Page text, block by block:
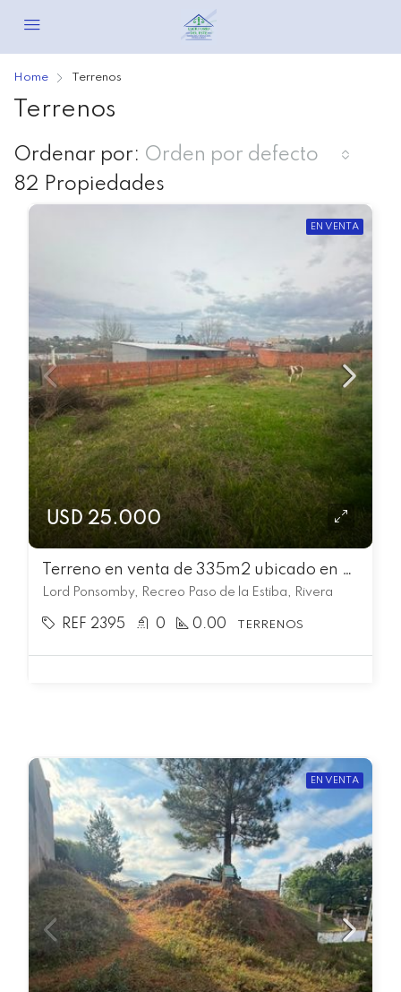
Home Terrenos
Terrenos
82 Propiedades
Ordenar por: Orden por defecto
EN VENTA
USD 25.000
Terreno en venta de 335m2 ubicado en Recreo Paso de la Estiba
Lord Ponsomby, Recreo Paso de la Estiba, Rivera
REF 2395 0 0.00 TERRENOS
EN VENTA